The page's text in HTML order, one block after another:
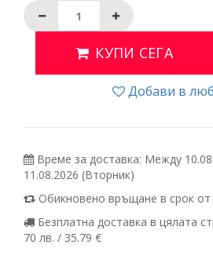
КУПИ СЕГА
Добави в
Време за доставка: Между
11.08.2026 (Вторник)
Обикновено връщане в срок от
Безплатна доставка в цялата
70 лв. / 35.79 €